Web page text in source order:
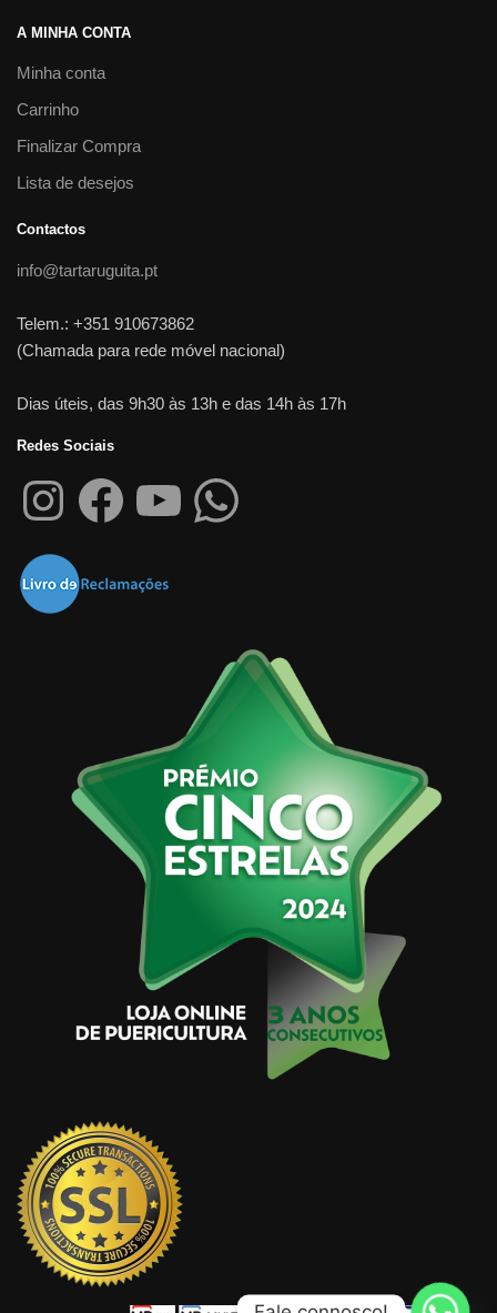
A MINHA CONTA
Minha conta
Carrinho
Finalizar Compra
Lista de desejos
Contactos
info@tartaruguita.pt
Telem.: +351 910673862
(Chamada para rede móvel nacional)
Dias úteis, das 9h30 às 13h e das 14h às 17h
Redes Sociais